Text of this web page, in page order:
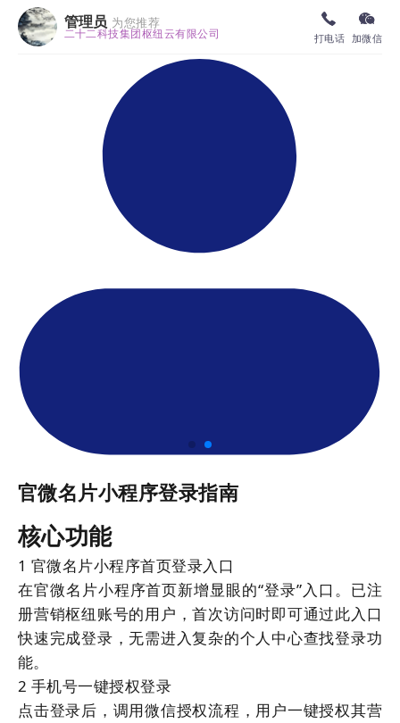
管理员 为您推荐
二十二科技集团枢纽云有限公司 打电话 加微信
官微名片小程序登录指南
核心功能
1 官微名片小程序首页登录入口
在官微名片小程序首页新增显眼的“登录”入口。已注
册营销枢纽账号的用户，首次访问时即可通过此入口
快速完成登录，无需进入复杂的个人中心查找登录功
能。
2 手机号一键授权登录
点击登录后，调用微信授权流程，用户一键授权其营